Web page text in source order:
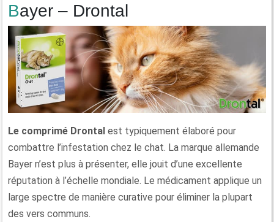
Bayer – Drontal
Le comprimé Drontal est typiquement élaboré pour
combattre l’infestation chez le chat. La marque allemande
Bayer n’est plus à présenter, elle jouit d’une excellente
réputation à l’échelle mondiale. Le médicament applique un
large spectre de manière curative pour éliminer la plupart
des vers communs.